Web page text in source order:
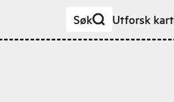
Søk Utforsk kart